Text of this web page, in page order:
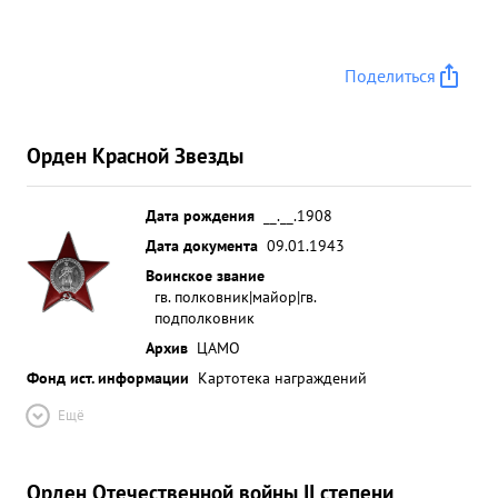
Поделиться
Орден Красной Звезды
Дата рождения
__.__.1908
Дата документа 09.01.1943
Воинское звание
гв. полковник|майор|гв.
подполковник
Архив ЦАМО
Фонд ист. информации Картотека награждений
Ещё
Орден Отечественной войны II степени